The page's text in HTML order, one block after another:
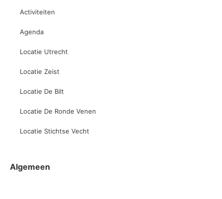
Activiteiten
Agenda
Locatie Utrecht
Locatie Zeist
Locatie De Bilt
Locatie De Ronde Venen
Locatie Stichtse Vecht
Algemeen